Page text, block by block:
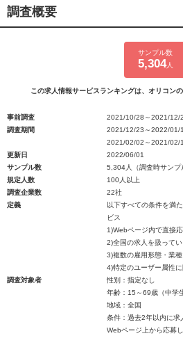
調査概要
サンプル数
5,304人
この求人情報サービスランキングは、オリコン
事前調査
2021/10/28～2021/12/
調査期間
2021/12/23～2022/01/
2021/02/02～2021/02/
更新日
2022/06/01
サンプル数
5,304人（調査時サンプ
規定人数
100人以上
調査企業数
22社
定義
以下すべての条件を満
ビス
1)Webページ内で直接
2)全国の求人を扱ってい
3)複数の雇用形態・業
4)特定のユーザー属性
調査対象者
性別：指定なし
年齢：15～69歳（中学
地域：全国
条件：過去2年以内に求
Webページ上から応募